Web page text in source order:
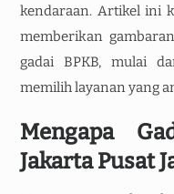
kendaraan. Artikel ini
memberikan
gadai BPKB, mulai
memilih layanan yang
Mengapa
Jakarta Pusat